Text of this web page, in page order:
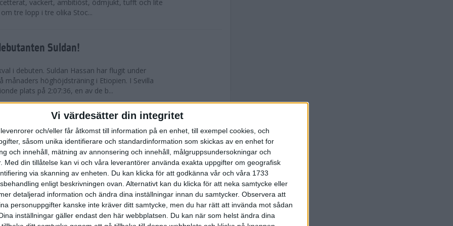
Vi värdesätter din integritet
och/eller får åtkomst till information på en enhet, till exempel cookies, och
såsom unika identifierare och standardinformation som skickas av en enhet for
och innehåll, mätning av annonsering och innehåll, målgruppsundersokningar och
Med din tillåtelse kan vi och våra leverantörer använda exakta uppgifter om geografisk
via skanning av enheten. Du kan klicka för att godkänna vår och våra 1733
enligt beskrivningen ovan. Alternativt kan du klicka för att neka samtycke eller
detaljerad information och ändra dina inställningar innan du samtycker. Observera att
personuppgifter kanske inte kräver ditt samtycke, men du har rätt att invända mot sådan
inställningar gäller endast den här webbplatsen. Du kan när som helst ändra dina
vackert, ambitiöst, ödmjukt, tufft och lite
tre lopp i tre olika Stoc...
Suldan!
i debuten. Suldan Hassan har flugit under
månaders höghöjdsträning i Etiopien. I Sevilla
plats på 2:07:36, en av de b...
Marathon utvecklades till den mest
maratons historia. Suldan Hassan
rekord, 2:07:36. Även Carolina Wikström klarade
utmanande intervaller på skidor